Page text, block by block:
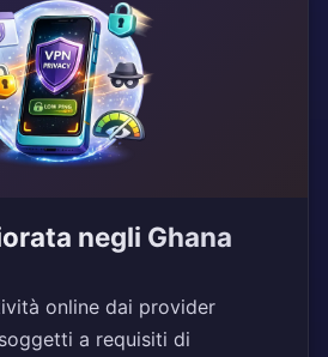
negli Ghana
online dai provider
a requisiti di